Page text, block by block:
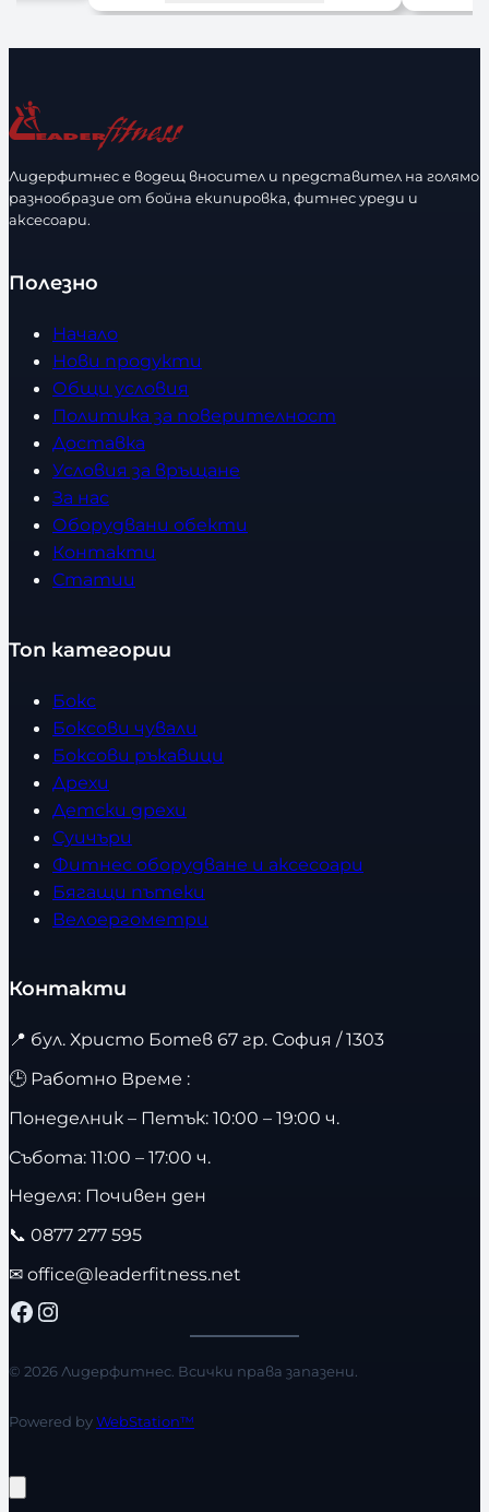
Лидерфитнес е водещ вносител и представител на голямо
разнообразие от бойна екипировка, фитнес уреди и
аксесоари.
Полезно
Начало
Нови продукти
Общи условия
Политика за поверителност
Доставка
Условия за връщане
За нас
Оборудвани обекти
Контакти
Статии
Топ категории
Бокс
Боксови чували
Боксови ръкавици
Дрехи
Детски дрехи
Суичъри
Фитнес оборудване и аксесоари
Бягащи пътеки
Велоергометри
Контакти
📍 бул. Христо Ботев 67 гр. София / 1303
🕒 Работно Време :
Понеделник – Петък: 10:00 – 19:00 ч.
Събота: 11:00 – 17:00 ч.
Неделя: Почивен ден
📞 0877 277 595
✉ office@leaderfitness.net
Facebook Instagram
© 2026 Лидерфитнес. Всички права запазени.
Powered byWebStation™